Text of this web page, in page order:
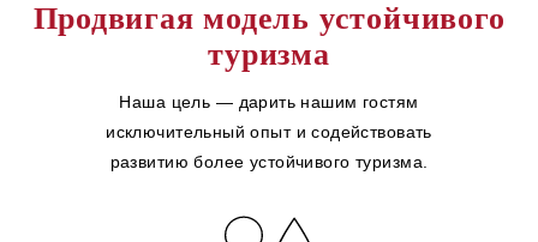
Продвигая модель устойчивого
туризма
Наша цель — дарить нашим гостям
исключительный опыт и содействовать
развитию более устойчивого туризма.